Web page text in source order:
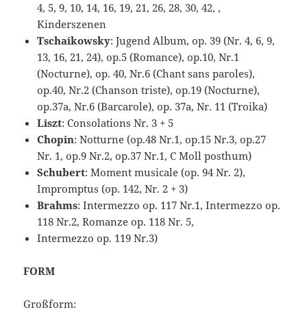
4, 5, 9, 10, 14, 16, 19, 21, 26, 28, 30, 42, ,
Kinderszenen
Tschaikowsky: Jugend Album, op. 39 (Nr. 4, 6, 9,
13, 16, 21, 24), op.5 (Romance), op.10, Nr.1
(Nocturne), op. 40, Nr.6 (Chant sans paroles),
op.40, Nr.2 (Chanson triste), op.19 (Nocturne),
op.37a, Nr.6 (Barcarole), op. 37a, Nr. 11 (Troika)
Liszt: Consolations Nr. 3 + 5
Chopin: Notturne (op.48 Nr.1, op.15 Nr.3, op.27
Nr. 1, op.9 Nr.2, op.37 Nr.1, C Moll posthum)
Schubert: Moment musicale (op. 94 Nr. 2),
Impromptus (op. 142, Nr. 2 + 3)
Brahms: Intermezzo op. 117 Nr.1, Intermezzo op.
118 Nr.2, Romanze op. 118 Nr. 5,
Intermezzo op. 119 Nr.3)
FORM
Großform: